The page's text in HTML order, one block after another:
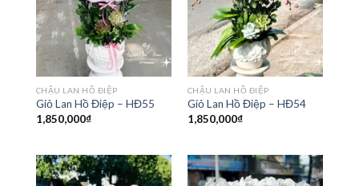
CHẬU LAN HỒ ĐIỆP
Giỏ Lan Hồ Điệp – HĐ55
1,850,000₫
CHẬU LAN HỒ ĐIỆP
Giỏ Lan Hồ Điệp – HĐ54
1,850,000₫